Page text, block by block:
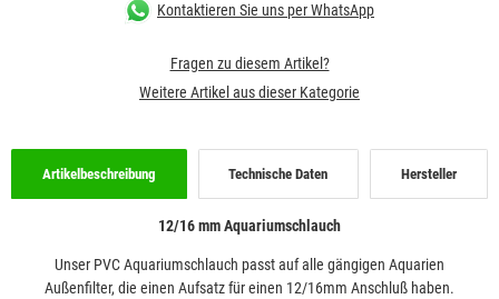
Kontaktieren Sie uns per WhatsApp
Fragen zu diesem Artikel?
Weitere Artikel aus dieser Kategorie
Artikelbeschreibung Technische Daten Hersteller
12/16 mm Aquariumschlauch
Unser PVC Aquariumschlauch passt auf alle gängigen Aquarien
Außenfilter, die einen Aufsatz für einen 12/16mm Anschluß haben.